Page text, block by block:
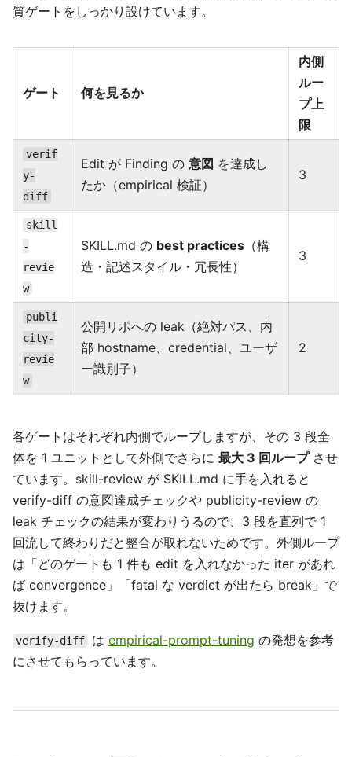
質ゲートをしっかり設けています。
ゲート 何を見るか
内側
ルー
プ上
限
verif
y-
diff
Edit が Finding の 意図 を達成し
たか（empirical 検証）
3
skill
-
revie
w
SKILL.md の best practices （構
造・記述スタイル・冗長性）
3
publi
city-
revie
w
公開リポへの leak（絶対パス、内
部 hostname、credential、ユーザ
ー識別子）
2
各ゲートはそれぞれ内側でループしますが、その 3 段全
体を 1 ユニットとして外側でさらに 最大 3 回ループさせ
ています。skill-review が SKILL.md に手を入れると
verify-diff の意図達成チェックや publicity-review の
leak チェックの結果が変わりうるので、3 段を直列で 1
回流して終わりだと整合が取れないためです。外側ループ
は「どのゲートも 1 件も edit を入れなかった iter があれ
ば convergence」「fatal な verdict が出たら break」で
抜けます。
verify-diff は empirical-prompt-tuning の発想を参考
にさせてもらっています。